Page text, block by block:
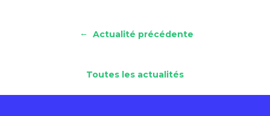
← Actualité précédente
Toutes les actualités